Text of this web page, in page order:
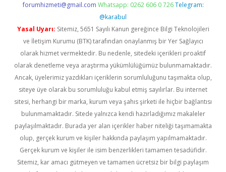
forumhizmeti@gmail.com Whatsapp: 0262 606 0 726 Telegram:
@karabul
Yasal Uyarı: Sitemiz, 5651 Sayılı Kanun gereğince Bilgi Teknolojileri
ve İletişim Kurumu (BTK) tarafından onaylanmış bir Yer Sağlayıcı
olarak hizmet vermektedir. Bu nedenle, sitedeki içerikleri proaktif
olarak denetleme veya araştırma yükümlülüğümüz bulunmamaktadır.
Ancak, üyelerimiz yazdıkları içeriklerin sorumluluğunu taşımakta olup,
siteye üye olarak bu sorumluluğu kabul etmiş sayılırlar. Bu internet
sitesi, herhangi bir marka, kurum veya şahıs şirketi ile hiçbir bağlantısı
bulunmamaktadır. Sitede yalnızca kendi hazırladığımız makaleler
paylaşılmaktadır. Burada yer alan içerikler haber niteliği taşımamakta
olup, gerçek kurum ve kişiler hakkında paylaşım yapılmamaktadır.
Gerçek kurum ve kişiler ile isim benzerlikleri tamamen tesadüfidir.
Sitemiz, kar amacı gütmeyen ve tamamen ücretsiz bir bilgi paylaşım